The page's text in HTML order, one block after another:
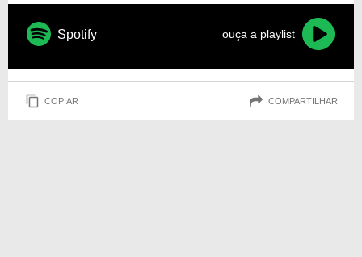
Spotify ouça a playlist
COPIAR COMPARTILHAR